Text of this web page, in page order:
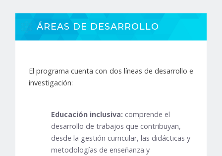
ÁREAS DE DESARROLLO
El programa cuenta con dos líneas de desarrollo e
investigación:
Educación inclusiva: comprende el
desarrollo de trabajos que contribuyan,
desde la gestión curricular, las didácticas y
metodologías de enseñanza y